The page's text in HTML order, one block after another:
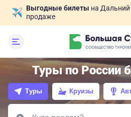
Выгодные билеты на
продаже
Туры по России
Туры Круизы